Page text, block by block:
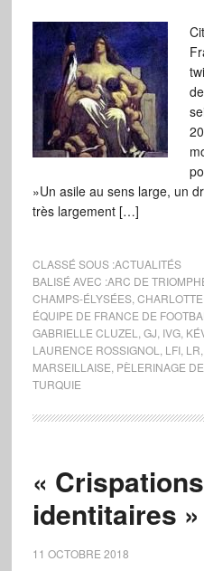
»Un asile au sens large, un
très largement […]
CLASSÉ SOUS :ACTUALITÉS
BALISÉ AVEC :ARC DE
CHAMPS-ÉLYSÉES,
ÉQUIPE DE FRANCE DE
GABRIELLE CLUZEL
GJ IVG,
LAURENCE ROSSIGNOL
LFI, LR
MARSEILLAISE PÈLERINAGE
TURQUIE
« Crispations
identitaires
11 OCTOBRE 2018